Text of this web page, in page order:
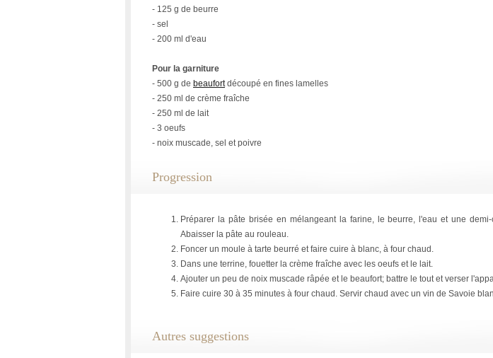
- 125 g de beurre
- sel
- 200 ml d'eau
Pour la garniture
- 500 g de beaufortdécoupé en fines lamelles
- 250 ml de crème fraîche
- 250 ml de lait
- 3 oeufs
- noix muscade, sel et poivre
Progression
Préparer la pâte brisée en mélangeant la farine, le beurre, l'eau et une
Abaisser la pâte au rouleau.
Foncer un moule à tarte beurré et faire cuire à blanc, à four chaud.
Dans une terrine, fouetter la crème fraîche avec les oeufs et le lait.
Ajouter un peu de noix muscade râpée et le beaufort; battre le tout et verser
Faire cuire 30 à 35 minutes à four chaud. Servir chaud avec un vin de Savoie
Autres suggestions